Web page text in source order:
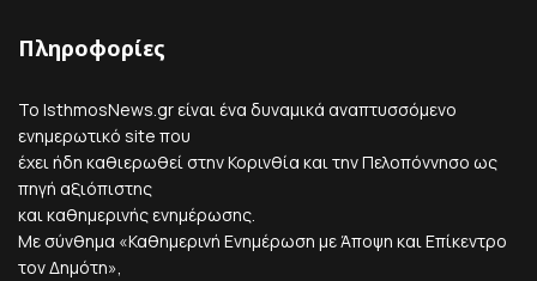
Πληροφορίες
Το IsthmosNews.gr είναι ένα δυναμικά αναπτυσσόμενο
ενημερωτικό site που
έχει ήδη καθιερωθεί στην Κορινθία και την Πελοπόννησο ως
πηγή αξιόπιστης
και καθημερινής ενημέρωσης.
Με σύνθημα «Καθημερινή Ενημέρωση με Άποψη και Επίκεντρο
τον Δημότη»,